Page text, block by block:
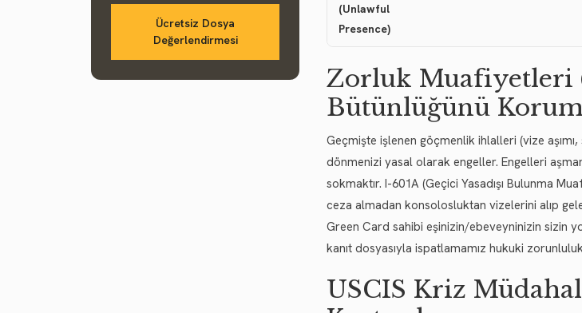
Ücretsiz Dosya
Değerlendirmesi
(Unlawful
Presence)
Zorluk Muafiyetleri
Bütünlüğünü
Geçmişte işlenen göçmenlik ihlalleri (vize
dönmenizi yasal olarak engeller. Engelleri
sokmaktır. I-601A (Geçici Yasadışı Bulunma
ceza almadan konsolosluktan vizelerini alıp
Green Card sahibi eşinizin/ebeveyninizin sizin
kanıt dosyasıyla ispatlamamız hukuki
USCIS Kriz